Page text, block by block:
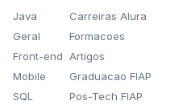
Java
Geral
Front-end
Mobile
SQL
Carreiras Alura
Formacoes
Artigos
Graduacao FIAP
Pos-Tech FIAP